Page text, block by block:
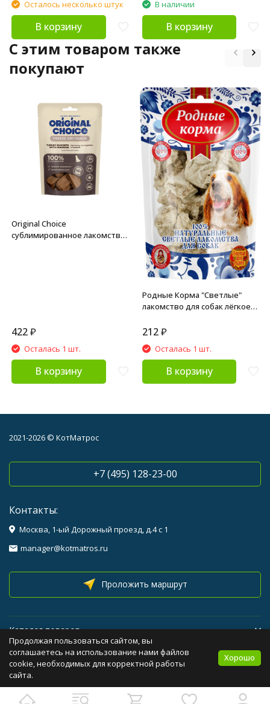
Осталось несколько штук
В корзину
В наличии
В корзину
C этим товаром также
покупают
Original Choice
сублимированное лакомство
422₽
Осталась 1 шт.
В корзину
Родные Корма "Светлые"
лакомство для собак лёгкое
212 ₽
Осталась 1 шт.
В корзину
2021-2026 © КотМатрос
+7 (495) 128-23-00
Контакты:
Москва, 1-ый Дорожный проезд, д.4 с 1
manager@kotmatros.ru
Проложить маршрут
Каталог товаров
Помощь
Бренды
Продолжая пользоваться сайтом, вы
соглашаетесь на использование нами файлов
cookie, необходимых для корректной работы
сайта.
Хорошо